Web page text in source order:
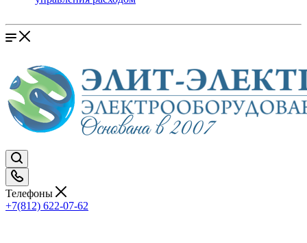
Телефоны
+7(812) 622-07-62